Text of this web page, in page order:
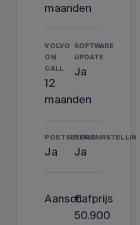
maanden
VOLVO
ON
CALL
12
maanden
SOFTWARE
UPDATE
Ja
POETSBEURT
Ja
TENAAMSTELLING
Ja
Aanschafprijs
€
50.900